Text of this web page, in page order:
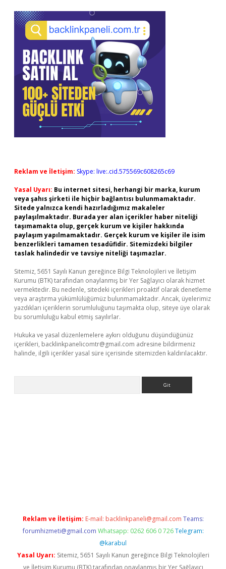
Reklam ve İletişim: Skype: live:.cid.575569c608265c69
Yasal Uyarı: Bu internet sitesi, herhangi bir marka, kurum
veya şahıs şirketi ile hiçbir bağlantısı bulunmamaktadır.
Sitede yalnızca kendi hazırladığımız makaleler
paylaşılmaktadır. Burada yer alan içerikler haber niteliği
taşımamakta olup, gerçek kurum ve kişiler hakkında
paylaşım yapılmamaktadır. Gerçek kurum ve kişiler ile isim
benzerlikleri tamamen tesadüfidir. Sitemizdeki bilgiler
taslak halindedir ve tavsiye niteliği taşımazlar.
Sitemiz, 5651 Sayılı Kanun gereğince Bilgi Teknolojileri ve İletişim
Kurumu (BTK) tarafından onaylanmış bir Yer Sağlayıcı olarak hizmet
vermektedir. Bu nedenle, sitedeki içerikleri proaktif olarak denetleme
veya araştırma yükümlülüğümüz bulunmamaktadır. Ancak, üyelerimiz
yazdıkları içeriklerin sorumluluğunu taşımakta olup, siteye üye olarak
bu sorumluluğu kabul etmiş sayılırlar.
Hukuka ve yasal düzenlemelere aykırı olduğunu düşündüğünüz
içerikleri, backlinkpanelicomtr@gmail.com adresine bildirmeniz
halinde, ilgili içerikler yasal süre içerisinde sitemizden kaldırılacaktır.
Reklam ve İletişim: E-mail: backlinkpaneli@gmail.com Teams:
forumhizmeti@gmail.com Whatsapp: 0262 606 0 726 Telegram:
@karabul
Yasal Uyarı: Sitemiz, 5651 Sayılı Kanun gereğince Bilgi Teknolojileri
ve İletişim Kurumu (BTK) tarafından onaylanmış bir Yer Sağlayıcı